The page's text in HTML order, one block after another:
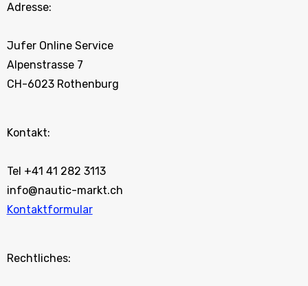
Adresse:
Jufer Online Service
Alpenstrasse 7
CH-6023 Rothenburg
Kontakt:
Tel +41 41 282 3113
info@nautic-markt.ch
Kontaktformular
Rechtliches: